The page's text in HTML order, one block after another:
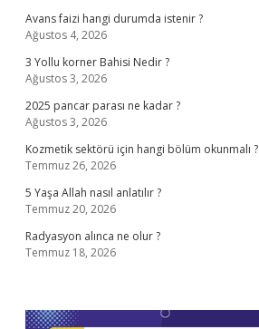
Avans faizi hangi durumda istenir ?
Ağustos 4, 2026
3 Yollu korner Bahisi Nedir ?
Ağustos 3, 2026
2025 pancar parası ne kadar ?
Ağustos 3, 2026
Kozmetik sektörü için hangi bölüm okunmalı ?
Temmuz 26, 2026
5 Yaşa Allah nasıl anlatılır ?
Temmuz 20, 2026
Radyasyon alınca ne olur ?
Temmuz 18, 2026